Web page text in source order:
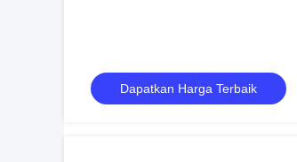
Dapatkan Harga Terbaik